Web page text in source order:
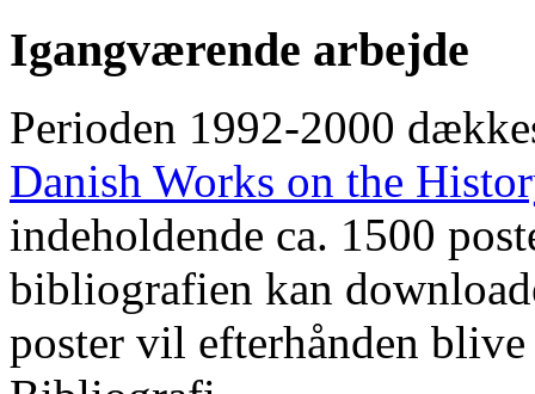
Igangværende arbejde
Perioden 1992-2000
Danish Works on the
indeholdende ca. 1500
bibliografien kan
poster vil efterhånden